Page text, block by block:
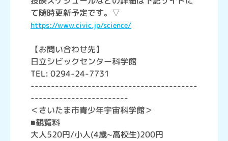
て随時更新予定です。▽
https://www.civic.jp/science/
【お問い合わせ先】
日立シビックセンター科学館
TEL: 0294-24-7731
-----------------------------------------
------------------------
＜さいたま市青少年宇宙科学館＞
■観覧料
大人520円/小人(4歳~高校生)200円